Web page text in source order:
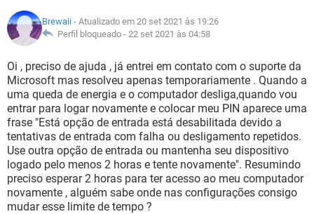
GUIA DE COMPRAS
OUTLOOK EXCEL
INSTAGRAM
GUIA DE COMPRAS
CELULAR FACEBOOK
INSTAGRAM GMAIL
GUIA DE COMPRAS
GLOSSÁRIO
JOGOS
CELULAR FACEBOOK
OUTLOOK EXCEL
INSTAGRAM GMAIL
GUIA DE COMPRAS
Brewaii - Atualizado em 20 set 2021 às 19:26
Perfil bloqueado - 22 set 2021 às 04:58
Oi , preciso de ajuda , já entrei em contato com o suporte da
Microsoft mas resolveu apenas temporariamente . Quando a
uma queda de energia e o computador desliga,quando vou
entrar para logar novamente e colocar meu PIN aparece uma
frase "Está opção de entrada está desabilitada devido a
tentativas de entrada com falha ou desligamento repetidos.
Use outra opção de entrada ou mantenha seu dispositivo
logado pelo menos 2 horas e tente novamente". Resumindo
preciso esperar 2 horas para ter acesso ao meu computador
novamente , alguém sabe onde nas configurações consigo
mudar esse limite de tempo ?